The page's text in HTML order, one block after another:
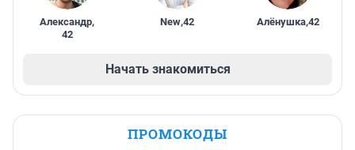
Александр,
42
New,42 Алёнушка,42
Начать знакомиться
ПРОМОКОДЫ